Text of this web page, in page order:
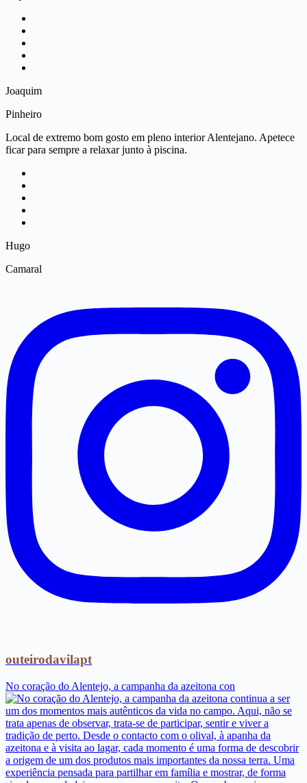
Joaquim
Pinheiro
Local de extremo bom gosto em pleno interior Alentejano. Apetece
ficar para sempre a relaxar junto à piscina.
Hugo
Camaral
outeirodavilapt
No coração do Alentejo, a campanha da azeitona con